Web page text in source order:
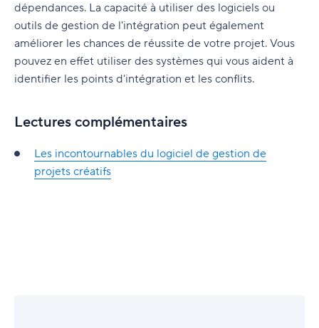
dépendances. La capacité à utiliser des logiciels ou
outils de gestion de l'intégration peut également
améliorer les chances de réussite de votre projet. Vous
pouvez en effet utiliser des systèmes qui vous aident à
identifier les points d'intégration et les conflits.
Lectures complémentaires
Les incontournables du logiciel de gestion de
projets créatifs